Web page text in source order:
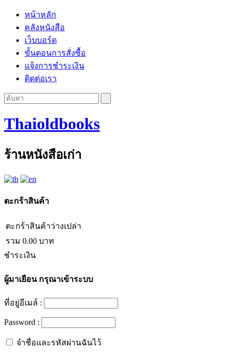
หน้าหลัก
คลังหนังสือ
เว็บบอร์ด
ขั้นตอนการสั่งซื้อ
แจ้งการชำระเงิน
ติดต่อเรา
Thaioldbooks
ร้านหนังสือเก่า
ตะกร้าสินค้า
ตะกร้าสินค้าว่างเปล่า
รวม 0.00 บาท
ชำระเงิน
ผู้มาเยือนกรุณาเข้าระบบ
ที่อยู่อีเมล์ :
Password :
จำชื่อและรหัสผ่านฉันไว้